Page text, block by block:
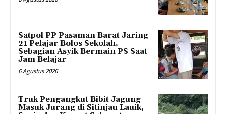
Satpol PP Pasaman Barat Jaring
21 Pelajar Bolos Sekolah,
Sebagian Asyik Bermain PS Saat
Jam Belajar
6 Agustus 2026
Truk Pengangkut Bibit Jagung
Masuk Jurang di Sitinjau Lauik,